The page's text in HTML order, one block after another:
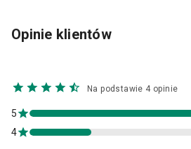
Opinie klientów
Na podstawie 4 opinie
4
5